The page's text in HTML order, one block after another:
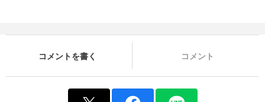
コメントを書く コメント